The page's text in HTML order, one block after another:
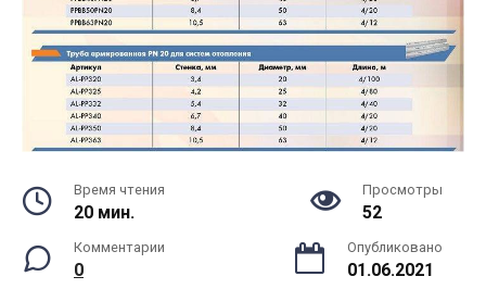
Время чтения
20 мин.
Просмотры
52
Комментарии
0
Опубликовано
01.06.2021